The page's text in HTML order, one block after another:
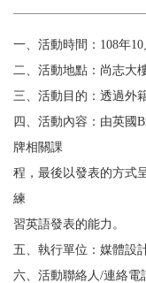
一、活動時間： 108年10
二、活動地點：尚志大
三、活動目的：透過外
四、活動內容：由英國
牌相關課
程，最後以發表的方式
練
習英語發表的能力。
五、執行單位：媒體設
六、活動聯絡人 /連絡電